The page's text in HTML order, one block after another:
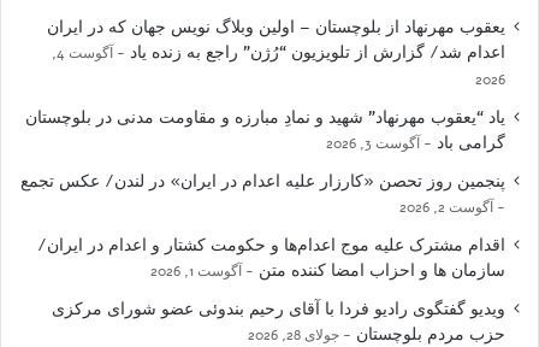
یعقوب مهرنهاد از بلوچستان – اولین وبلاگ نویس جهان که در ایران
اعدام شد/ گزارش از تلویزیون “رُژن” راجع به زنده یاد
آگوست 4,
2026
یاد “یعقوب مهرنهاد” شهید و نمادِ مبارزه و مقاومت مدنی در بلوچستان
گرامی باد
آگوست 3, 2026
پنجمین روز تحصن «کارزار علیه اعدام در ایران» در لندن/ عکس تجمع
آگوست 2, 2026
اقدام مشترک علیه موج اعدام‌ها و حکومت کشتار و اعدام در ایران/
سازمان ها و احزاب امضا کننده متن
آگوست 1, 2026
ویدیو گفتگوی رادیو فردا با آقای رحیم بندوئی عضو شورای مرکزی
حزب مردم بلوچستان
جولای 28, 2026